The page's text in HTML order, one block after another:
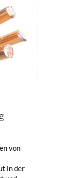
von
in der